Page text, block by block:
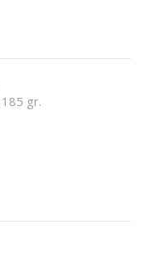
gr.